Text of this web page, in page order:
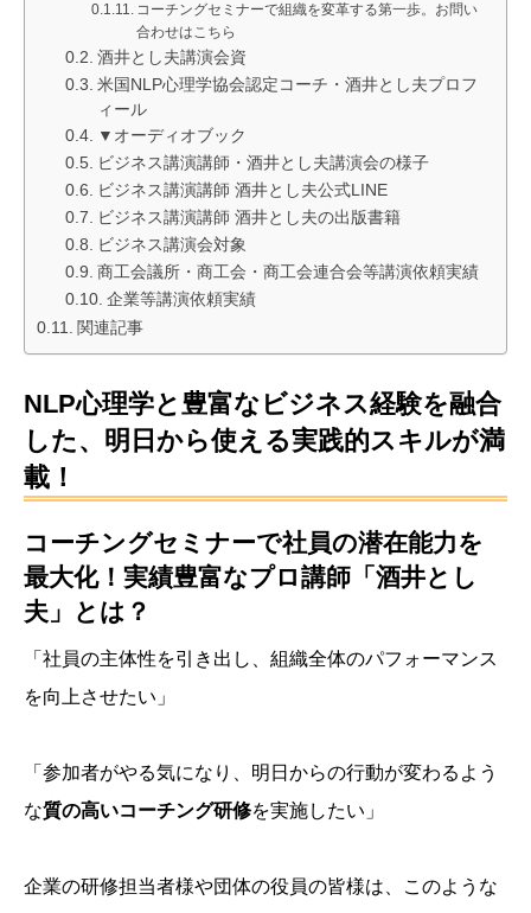
コーチングセミナーで組織を変革する第一歩。お問い
合わせはこちら
酒井とし夫講演会資
米国NLP心理学協会認定コーチ・酒井とし夫プロフ
ィール
▼オーディオブック
ビジネス講演講師・酒井とし夫講演会の様子
ビジネス講演講師 酒井とし夫公式LINE
ビジネス講演講師 酒井とし夫の出版書籍
ビジネス講演会対象
商工会議所・商工会・商工会連合会等講演依頼実績
企業等講演依頼実績
関連記事
NLP心理学と豊富なビジネス経験を融合
した、明日から使える実践的スキルが満
載！
コーチングセミナーで社員の潜在能力を
最大化！実績豊富なプロ講師「酒井とし
夫」とは？
「社員の主体性を引き出し、組織全体のパフォーマンス
を向上させたい」
「参加者がやる気になり、明日からの行動が変わるよう
な質の高いコーチング研修を実施したい」
企業の研修担当者様や団体の役員の皆様は、このような